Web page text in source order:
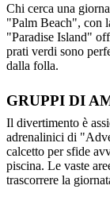
Chi cerca una
"Palm Beach", con
"Paradise Island"
prati verdi sono
dalla folla.
GRUPPI DI
Il divertimento è
adrenalinici di
calcetto per sfide
piscina. Le vaste
trascorrere la